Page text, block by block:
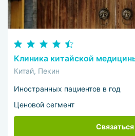
Клиника китайской
Китай, Пекин
Иностранных пациентов в год
Ценовой сегмент
Связаться